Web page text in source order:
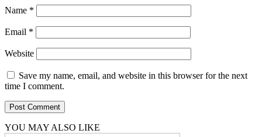
Name *
Email *
Website
Save my name, email, and website in this browser for the next
time I comment.
YOU MAY ALSO LIKE